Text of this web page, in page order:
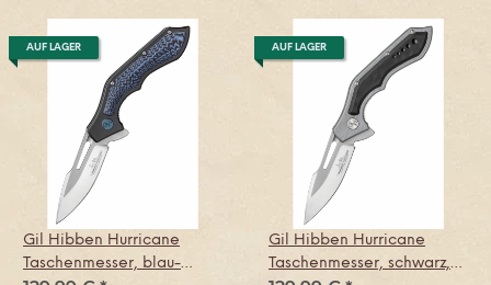
AUF LAGER
Gil Hibben Hurricane
Taschenmesser, blau-
AUF LAGER
Gil Hibben Hurricane
Taschenmesser, schwarz,